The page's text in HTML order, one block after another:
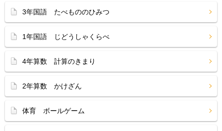
3年国語 たべもののひみつ
1年国語 じどうしゃくらべ
4年算数 計算のきまり
2年算数 かけざん
体育 ボールゲーム